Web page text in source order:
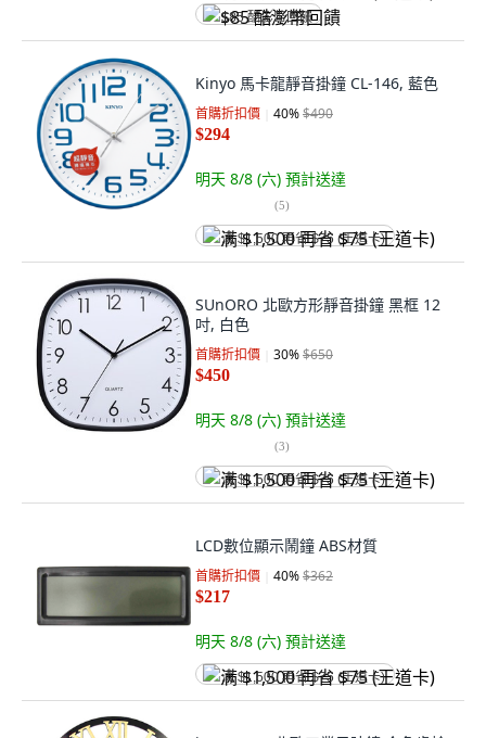
$85 酷澎幣回饋
Kinyo 馬卡龍靜音掛鐘 CL-146, 藍色
首購折扣價 40%$490
$294
明天 8/8 (六) 預計送達
(5)
满 $1,500 再省 $75 (王道卡)
SUnORO 北歐方形靜音掛鐘 黑框 12
吋, 白色
首購折扣價 30%$650
$450
明天 8/8 (六) 預計送達
(3)
满 $1,500 再省 $75 (王道卡)
LCD數位顯示鬧鐘 ABS材質
首購折扣價 40%$362
$217
明天 8/8 (六) 預計送達
满 $1,500 再省 $75 (王道卡)